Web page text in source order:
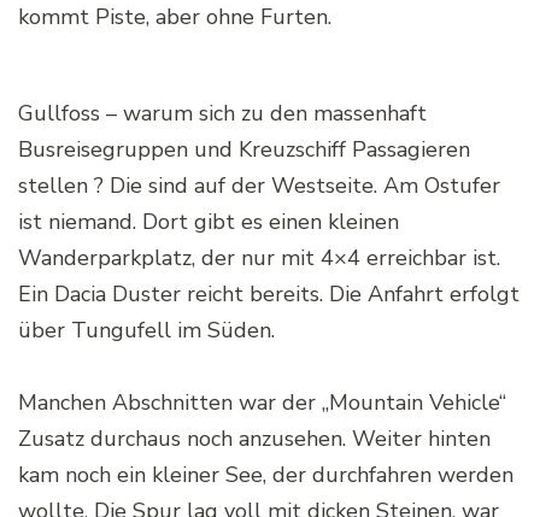
kommt Piste, aber ohne Furten.
Gullfoss – warum sich zu den massenhaft
Busreisegruppen und Kreuzschiff Passagieren
stellen ? Die sind auf der Westseite. Am Ostufer
ist niemand. Dort gibt es einen kleinen
Wanderparkplatz, der nur mit 4×4 erreichbar ist.
Ein Dacia Duster reicht bereits. Die Anfahrt erfolgt
über Tungufell im Süden.
Manchen Abschnitten war der „Mountain Vehicle“
Zusatz durchaus noch anzusehen. Weiter hinten
kam noch ein kleiner See, der durchfahren werden
wollte. Die Spur lag voll mit dicken Steinen, war